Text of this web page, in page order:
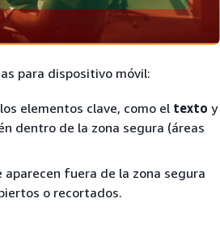
para dispositivo móvil:
elementos clave, como el texto y
dentro de la zona segura (áreas
aparecen fuera de la zona segura
o recortados.